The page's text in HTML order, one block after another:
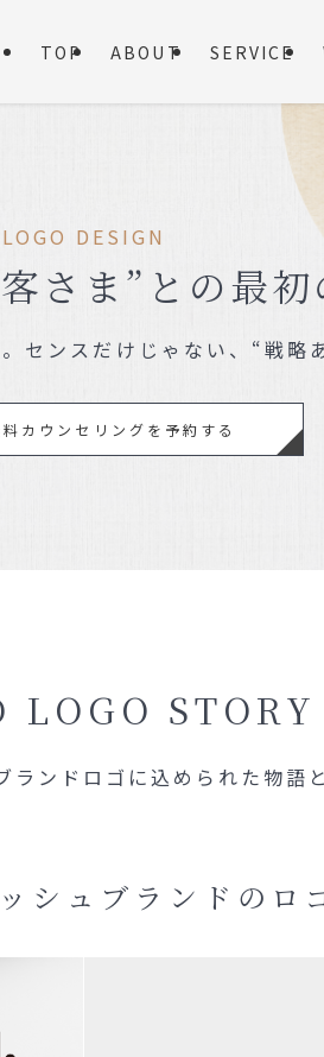
TOP ABOUT SERVICE
LOGO DESIGN
さま”との最初
センスだけじゃない、“戦略
カウンセリングを予約する
LOGO STORY
ランドロゴに込められた物語
シュ ブランドのロ